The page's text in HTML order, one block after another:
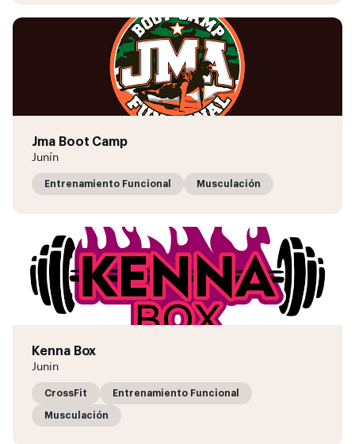
Jma Boot Camp
Junín
Entrenamiento Funcional Musculación
Kenna Box
Junin
CrossFit Entrenamiento Funcional
Musculación